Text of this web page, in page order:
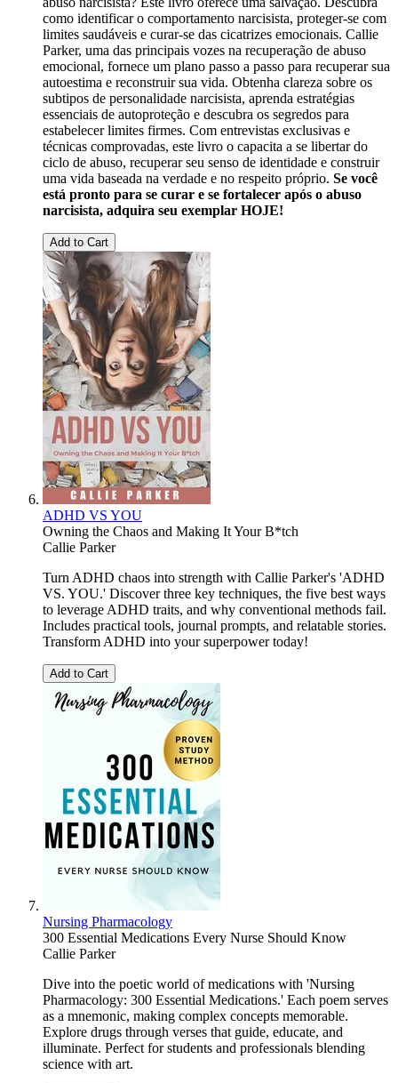
como identificar o comportamento narcisista, proteger-se com
limites saudáveis e curar-se das cicatrizes emocionais. Callie
Parker, uma das principais vozes na recuperação de abuso
emocional, fornece um plano passo a passo para recuperar sua
autoestima e reconstruir sua vida. Obtenha clareza sobre os
subtipos de personalidade narcisista, aprenda estratégias
essenciais de autoproteção e descubra os segredos para
estabelecer limites firmes. Com entrevistas exclusivas e
técnicas comprovadas, este livro o capacita a se libertar do
ciclo de abuso, recuperar seu senso de identidade e construir
uma vida baseada na verdade e no respeito próprio. Se você
está pronto para se curar e se fortalecer após o abuso
narcisista, adquira seu exemplar HOJE!
Add to Cart
ADHD VS YOU
Owning the Chaos and Making It Your B*tch
Callie Parker
Turn ADHD chaos into strength with Callie Parker's 'ADHD
VS. YOU.' Discover three key techniques, the five best ways
to leverage ADHD traits, and why conventional methods fail.
Includes practical tools, journal prompts, and relatable stories.
Transform ADHD into your superpower today!
Add to Cart
Nursing Pharmacology
300 Essential Medications Every Nurse Should Know
Callie Parker
Dive into the poetic world of medications with 'Nursing
Pharmacology: 300 Essential Medications.' Each poem serves
as a mnemonic, making complex concepts memorable.
Explore drugs through verses that guide, educate, and
illuminate. Perfect for students and professionals blending
science with art.